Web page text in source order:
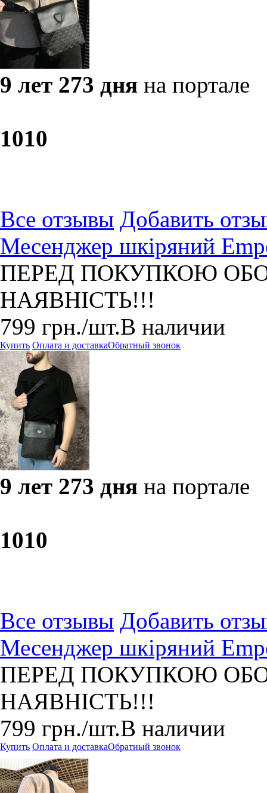
9 лет 273 дня на портале
1010
Все отзывы Добавить
Месенджер шкіряний
ПЕРЕД ПОКУПКОЮ
НАЯВНІСТЬ!!!
799 грн./шт.В наличии
Купить Оплата и доставкаОбратный звонок
9 лет 273 дня на портале
1010
Все отзывы Добавить
Месенджер шкіряний
ПЕРЕД ПОКУПКОЮ
НАЯВНІСТЬ!!!
799 грн./шт.В наличии
Купить Оплата и доставкаОбратный звонок